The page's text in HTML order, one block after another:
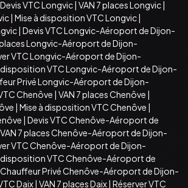
Devis VTC Longvic| VAN 7 places Longvic|
| Mise à disposition VTC Longvic|
| Devis VTC Longvic-Aéroport de Dijon-
places Longvic-Aéroport de Dijon-
VTC Longvic-Aéroport de Dijon-
disposition VTC Longvic-Aéroport de Dijon-
Privé Longvic-Aéroport de Dijon-
Chenôve | VAN 7 places Chenôve |
| Mise à disposition VTC Chenôve |
| Devis VTC Chenôve-Aéroport de
VAN 7 places Chenôve-Aéroport de Dijon-
VTC Chenôve-Aéroport de Dijon-
disposition VTC Chenôve-Aéroport de
Chauffeur Privé Chenôve-Aéroport de Dijon-
Daix| VAN 7 places Daix| Réserver VTC